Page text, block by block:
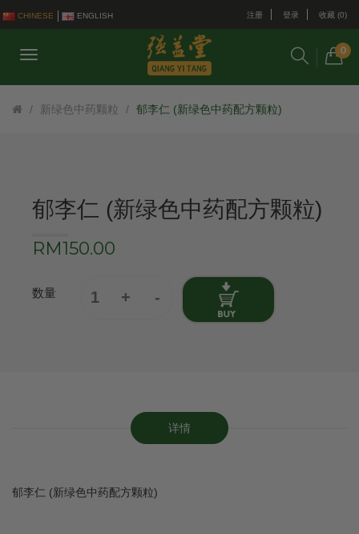
CHINESE ENGLISH 注册 登录 收藏 (0)
0
新绿色中药颗粒 郁李仁 (新绿色中药配方颗粒)
郁李仁 (新绿色中药配方颗粒)
RM150.00
数量
详情
郁李仁 (新绿色中药配方颗粒)